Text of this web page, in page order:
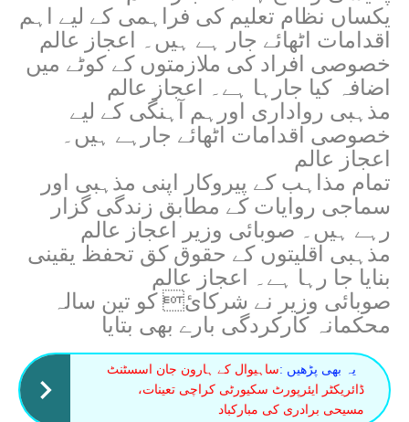
یکساں نظام تعلیم کی فراہمی کے لیے اہم
اقدامات اٹھائے جار ہے ہیں۔ اعجاز عالم
خصوصی افراد کی ملازمتوں کے کوٹے میں
اضافہ کیا جارہا ہے۔ اعجاز عالم
مذہبی رواداری اورہم آہنگی کے لیے
خصوصی اقدامات اٹھائے جارہے ہیں۔
اعجاز عالم
تمام مذاہب کے پیروکار اپنی مذہبی اور
سماجی روایات کے مطابق زندگی گزار
رہے ہیں۔ صوبائی وزیر اعجاز عالم
مذہبی اقلیتوں کے حقوق کق تحفظ یقینی
بنایا جا رہا ہے۔ اعجاز عالم
صوبائی وزیر نے شرکائ کو تین سالہ
محکمانہ کارکردگی بارے بھی بتایا
یہ بھی پڑھیں :ساہیوال کے ہارون جان اسسٹنٹ
ڈائریکٹر ایئرپورٹ سکیورٹی کراچی تعینات،
مسیحی برادری کی مبارکباد